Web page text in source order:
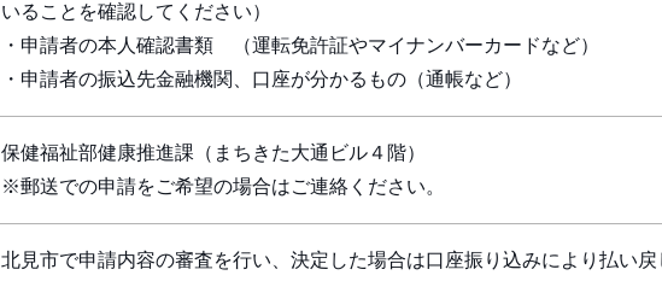
いることを確認してください）
・申請者の本人確認書類 （運転免許証やマイナンバーカードなど）
・申請者の振込先金融機関、口座が分かるもの（通帳など）
保健福祉部健康推進課（まちきた大通ビル４階）
※郵送での申請をご希望の場合はご連絡ください。
北見市で申請内容の審査を行い、決定した場合は口座振り込みにより払い戻